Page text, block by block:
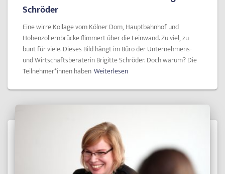
Schröder
Eine wirre Kollage vom Kölner Dom, Hauptbahnhof und
Hohenzollernbrücke flimmert über die Leinwand. Zu viel, zu
bunt für viele. Dieses Bild hängt im Büro der Unternehmens-
und Wirtschaftsberaterin Brigitte Schröder. Doch warum? Die
Teilnehmer*innen haben Weiterlesen